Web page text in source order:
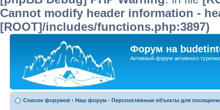
Cannot modify header information -
[ROOT]/includes/functions.php:3897)
Форум на
Активный форум активного
Список форумов ‹ Наш форум ‹ Перспективные объекты для